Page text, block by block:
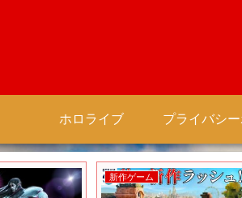
ホロライブ
新作ゲーム